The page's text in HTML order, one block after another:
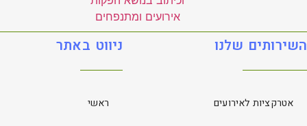
השירותים שלנו
אטרקציות לאירועים
ניווט באתר
ראשי